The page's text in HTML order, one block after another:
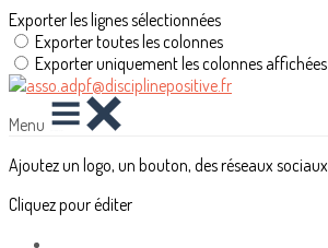
Exporter les lignes sélectionnées
Exporter toutes les colonnes
Exporter uniquement les colonnes affichées
Menu
Ajoutez un logo, un bouton, des réseaux sociaux
Cliquez pour éditer